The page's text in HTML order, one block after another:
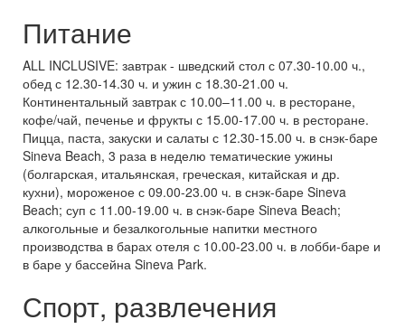
Питание
ALL INCLUSIVE: завтрак - шведский стол с 07.30-10.00 ч.,
обед с 12.30-14.30 ч. и ужин с 18.30-21.00 ч.
Континентальный завтрак с 10.00–11.00 ч. в ресторане,
кофе/чай, печенье и фрукты с 15.00-17.00 ч. в ресторане.
Пицца, паста, закуски и салаты с 12.30-15.00 ч. в снэк-баре
Sineva Beach, 3 раза в неделю тематические ужины
(болгарская, итальянская, греческая, китайская и др.
кухни), мороженое с 09.00-23.00 ч. в снэк-баре Sineva
Beach; суп с 11.00-19.00 ч. в снэк-баре Sineva Beach;
алкогольные и безалкогольные напитки местного
производства в барах отеля с 10.00-23.00 ч. в лобби-баре и
в баре у бассейна Sineva Park.
Спорт, развлечения